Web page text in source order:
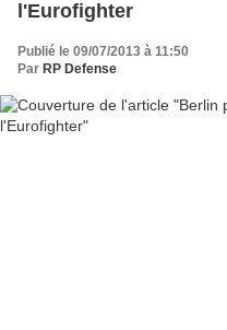
l'Eurofighter
Publié le 09/07/2013 à 11:50
Par RP Defense